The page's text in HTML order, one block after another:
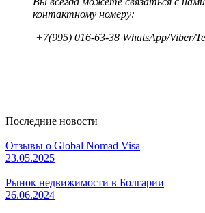
контактному номеру:
+7(995) 016-63-38 WhatsApp/Viber/
Последние новости
Отзывы о Global Nomad Visa
23.05.2025
Рынок недвижимости в Болгарии
26.06.2024